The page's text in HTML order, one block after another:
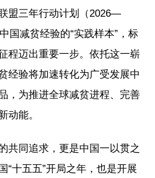
盟三年行动计划（2026—
国减贫经验的“实践样本”，标
程迈出重要一步。依托这一崭
经验将加速转化为广受发展中
，为推进全球减贫进程、完善
动能。
共同追求，更是中国一以贯之
“十五五”开局之年，也是开展